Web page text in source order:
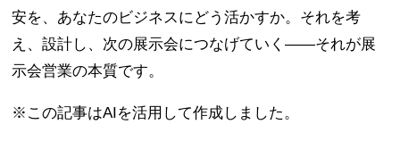
安を、あなたのビジネスにどう活かすか。それを考
え、設計し、次の展示会につなげていく——それが展
示会営業の本質です。
※この記事はAIを活用して作成しました。